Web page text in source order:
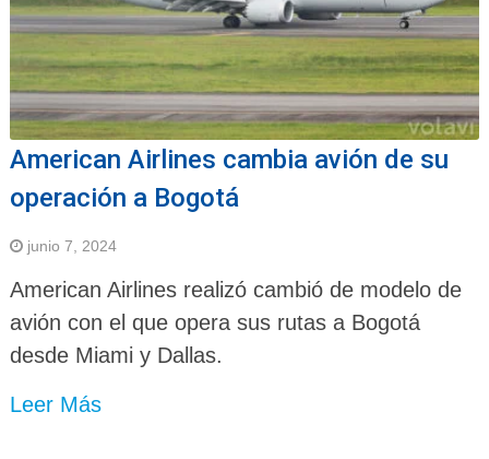
American Airlines cambia avión de su
operación a Bogotá
junio 7, 2024
American Airlines realizó cambió de modelo de
avión con el que opera sus rutas a Bogotá
desde Miami y Dallas.
Leer Más